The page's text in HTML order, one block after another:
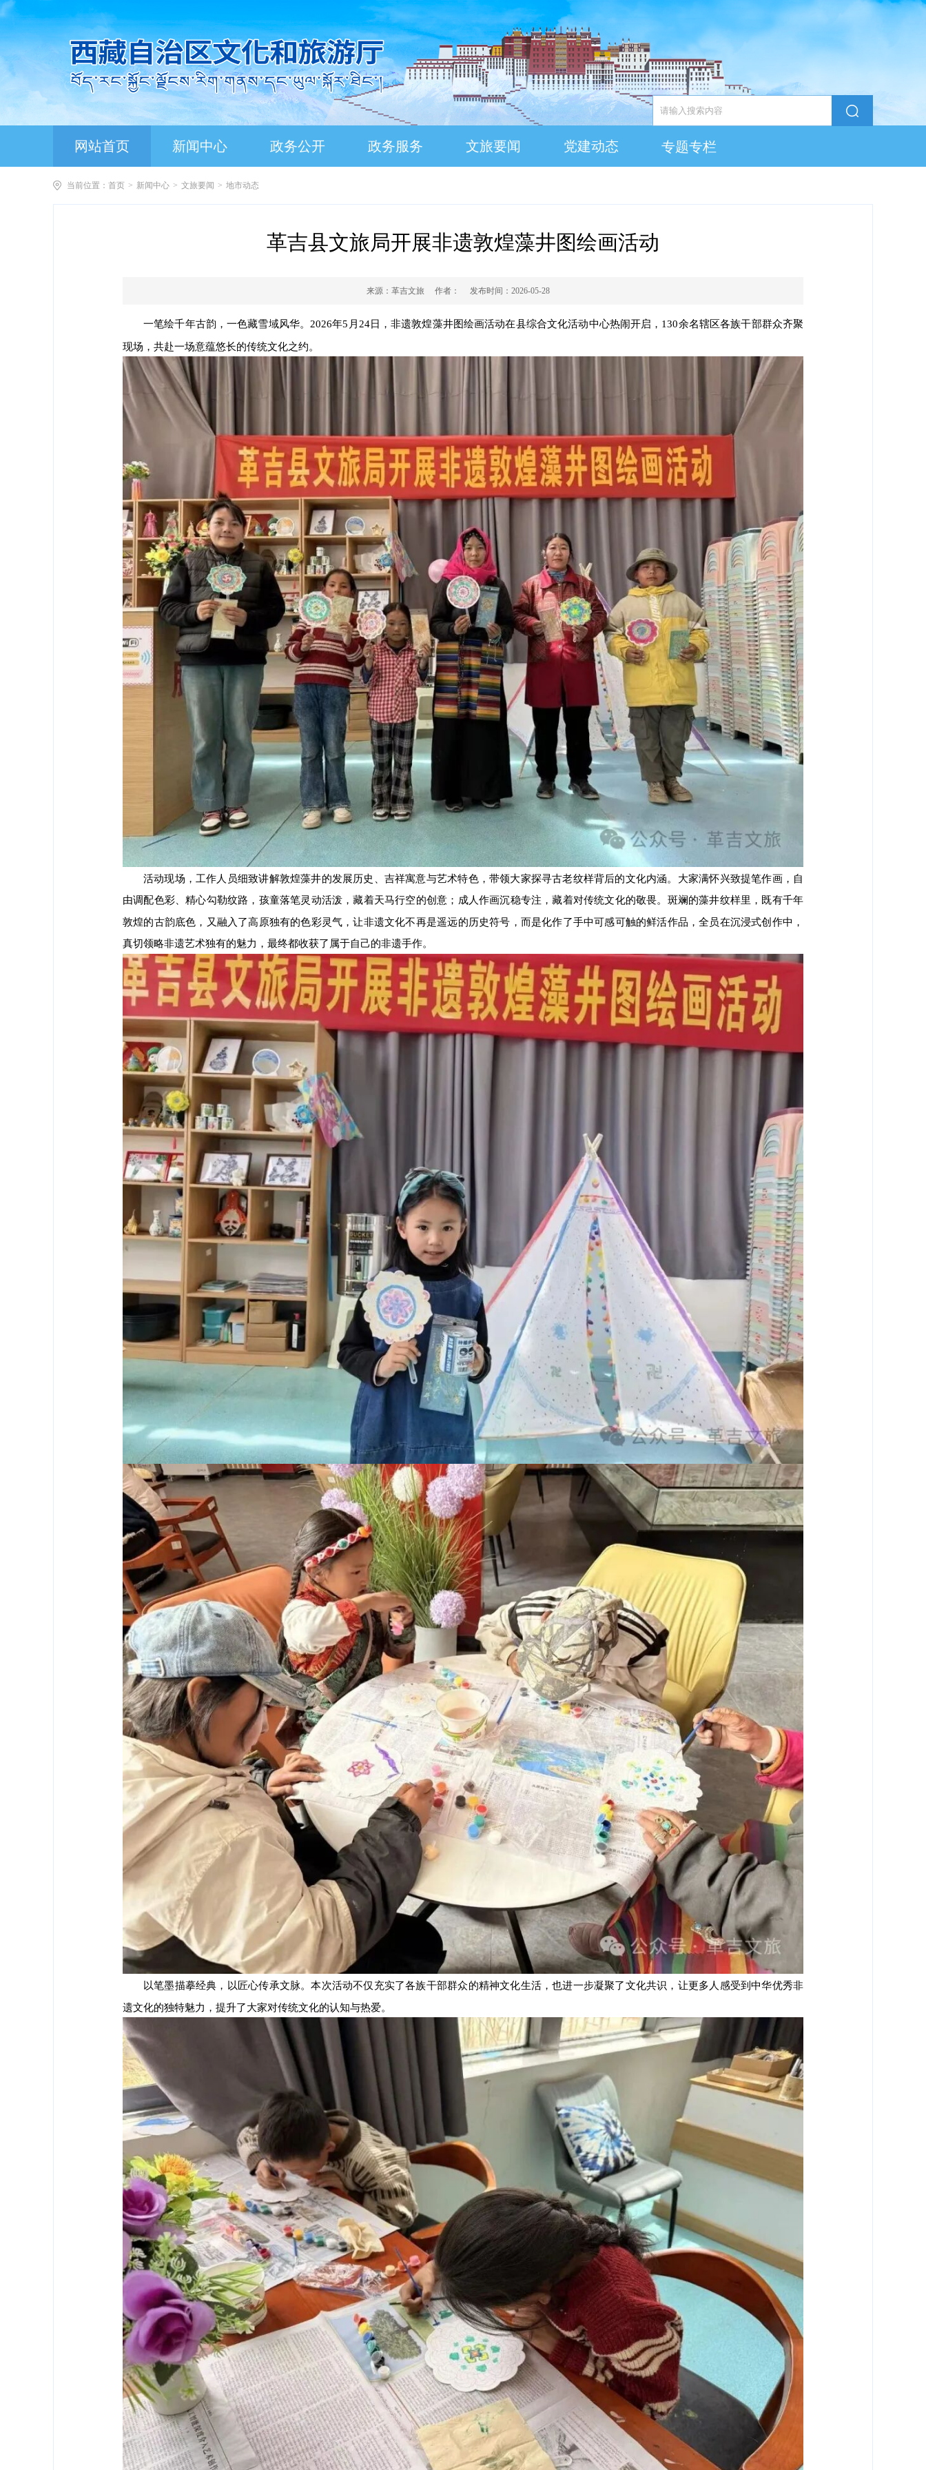
网站首页 新闻中心 政务公开 政务服务 文旅要闻 党建动态 专题专栏
当前位置： 首页 > 新闻中心 > 文旅要闻 > 地市动态
革吉县文旅局开展非遗敦煌藻井图绘画活动
来源： 革吉文旅 作者： 发布时间： 2026-05-28
一笔绘千年古韵，一色藏雪域风华。 2026年5 月 24日，非遗敦煌藻井图绘画活动在县综合文化活动中心热闹开启， 130余名辖区各族干部群众齐聚
现场，共赴一场意蕴悠长的传统文化之约。
活动现场，工作人员细致讲解敦煌藻井的发展历史、吉祥寓意与艺术特色，带领大家探寻古老纹样背后的文化内涵。大家满怀兴致提笔作画，自
由调配色彩、精心勾勒纹路，孩童落笔灵动活泼，藏着天马行空的创意；成人作画沉稳专注，藏着对传统文化的敬畏。斑斓的藻井纹样里，既有千年
敦煌的古韵底色，又融入了高原独有的色彩灵气，让非遗文化不再是遥远的历史符号，而是化作了手中可感可触的鲜活作品，全员在沉浸式创作中，
真切领略非遗艺术独有的魅力，最终都收获了属于自己的非遗手作。
以笔墨描摹经典，以匠心传承文脉。本次活动不仅充实了各族干部群众的精神文化生活，也进一步凝聚了文化共识，让更多人感受到中华优秀非
遗文化的独特魅力，提升了大家对传统文化的认知与热爱。